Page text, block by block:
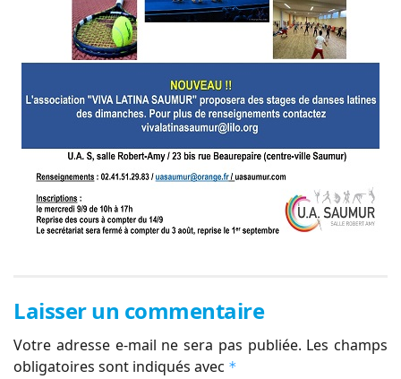
Laisser un commentaire
Votre adresse e-mail ne sera pas publiée. Les champs
obligatoires sont indiqués avec *